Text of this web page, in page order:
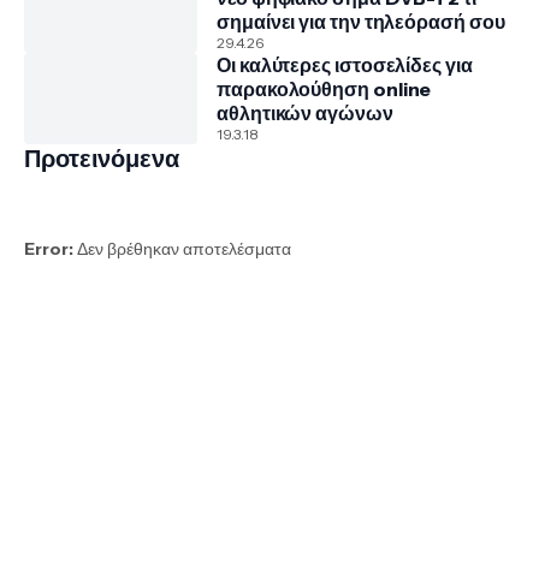
σημαίνει για την τηλεόρασή σου
29.4.26
Οι καλύτερες ιστοσελίδες για
παρακολούθηση online
αθλητικών αγώνων
19.3.18
Προτεινόμενα
Error:Δεν βρέθηκαν αποτελέσματα